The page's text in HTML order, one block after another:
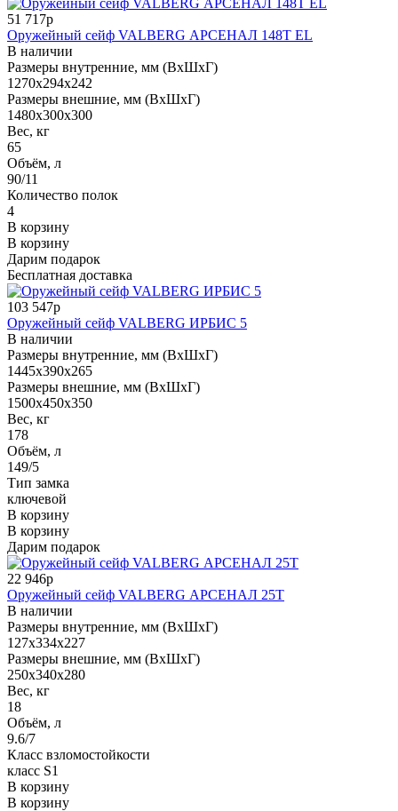
51 717р
Оружейный сейф VALBERG АРСЕНАЛ 148Т EL
В наличии
Размеры внутренние, мм (ВхШхГ)
1270x294x242
Размеры внешние, мм (ВхШхГ)
1480x300x300
Вес, кг
65
Объём, л
90/11
Количество полок
4
В корзину
В корзину
Дарим подарок
Бесплатная доставка
103 547р
Оружейный сейф VALBERG ИРБИС 5
В наличии
Размеры внутренние, мм (ВхШхГ)
1445x390x265
Размеры внешние, мм (ВхШхГ)
1500x450x350
Вес, кг
178
Объём, л
149/5
Тип замка
ключевой
В корзину
В корзину
Дарим подарок
22 946р
Оружейный сейф VALBERG АРСЕНАЛ 25T
В наличии
Размеры внутренние, мм (ВхШхГ)
127x334x227
Размеры внешние, мм (ВхШхГ)
250x340x280
Вес, кг
18
Объём, л
9.6/7
Класс взломостойкости
класс S1
В корзину
В корзину